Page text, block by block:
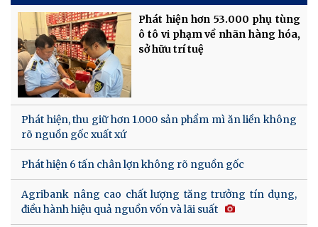
Phát hiện hơn 53.000 phụ tùng
ô tô vi phạm về nhãn hàng hóa,
sở hữu trí tuệ
Phát hiện, thu giữ hơn 1.000 sản phẩm mì ăn liền không
rõ nguồn gốc xuất xứ
Phát hiện 6 tấn chân lợn không rõ nguồn gốc
Agribank nâng cao chất lượng tăng trưởng tín dụng,
điều hành hiệu quả nguồn vốn và lãi suất